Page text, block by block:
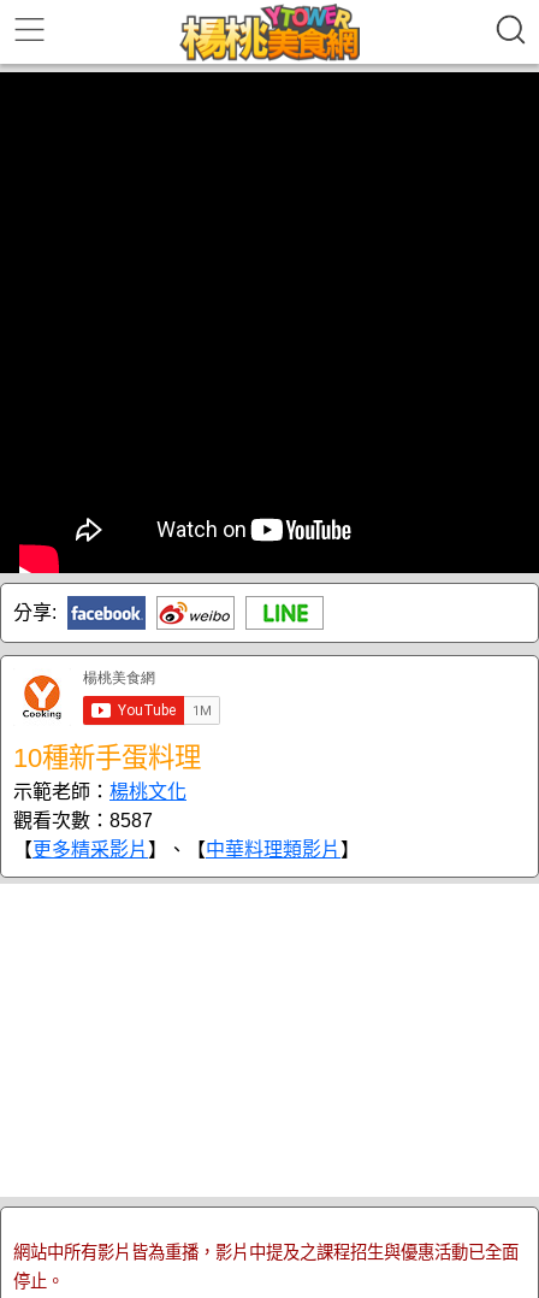
分享:
10種新手蛋料理
示範老師： 楊桃文化
觀看次數：8587
【更多精采影片 】、【中華料理類影片 】
網站中所有影片皆為重播，影片中提及之課程招生與優惠活動已全面
停止。